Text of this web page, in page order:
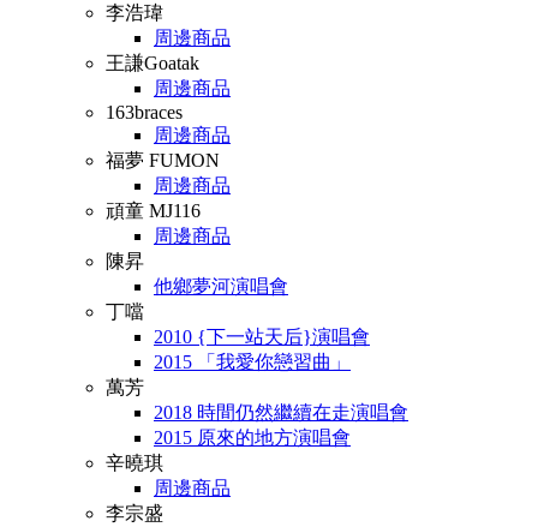
李浩瑋
周邊商品
王謙Goatak
周邊商品
163braces
周邊商品
福夢 FUMON
周邊商品
頑童 MJ116
周邊商品
陳昇
他鄉夢河演唱會
丁噹
2010 {下一站天后}演唱會
2015 「我愛你戀習曲」
萬芳
2018 時間仍然繼續在走演唱會
2015 原來的地方演唱會
辛曉琪
周邊商品
李宗盛